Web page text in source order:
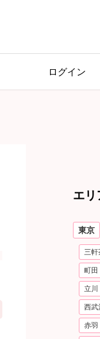
ログイン
エリ
東京
三軒
町田
立川
西武
赤羽